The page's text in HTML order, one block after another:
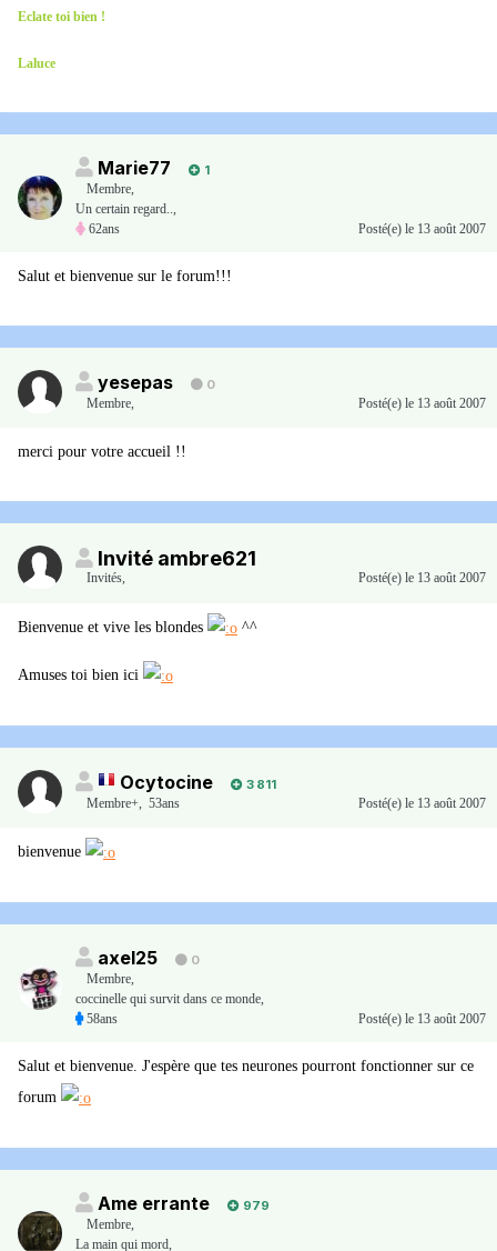
Eclate toi bien !
Laluce
Marie77
1
Membre,
Un certain regard..,
62ans
Posté(e) le 13 août 2007
Salut et bienvenue sur le forum!!!
yesepas
0
Membre, Posté(e) le 13 août 2007
merci pour votre accueil !!
Invité ambre621
Invités, Posté(e) le 13 août 2007
Bienvenue et vive les blondes ^^
Amuses toi bien ici
Ocytocine
3 811
Membre+, 53ans Posté(e) le 13 août 2007
bienvenue
axel25
0
Membre,
coccinelle qui survit dans ce monde,
58ans
Posté(e) le 13 août 2007
Salut et bienvenue. J'espère que tes neurones pourront fonctionner sur ce
forum
Ame errante
979
Membre,
La main qui mord,